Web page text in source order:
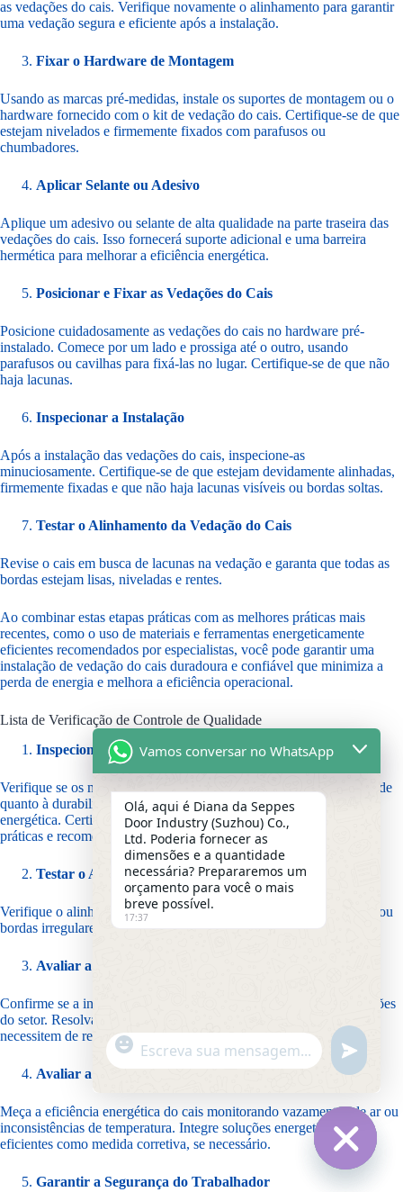
as vedações do cais. Verifique novamente o alinhamento para garantir
uma vedação segura e eficiente após a instalação.
Fixar o Hardware de Montagem
Usando as marcas pré-medidas, instale os suportes de montagem ou o
hardware fornecido com o kit de vedação do cais. Certifique-se de que
estejam nivelados e firmemente fixados com parafusos ou
chumbadores.
Aplicar Selante ou Adesivo
Aplique um adesivo ou selante de alta qualidade na parte traseira das
vedações do cais. Isso fornecerá suporte adicional e uma barreira
hermética para melhorar a eficiência energética.
Posicionar e Fixar as Vedações do Cais
Posicione cuidadosamente as vedações do cais no hardware pré-
instalado. Comece por um lado e prossiga até o outro, usando
parafusos ou cavilhas para fixá-las no lugar. Certifique-se de que não
haja lacunas.
Inspecionar a Instalação
Após a instalação das vedações do cais, inspecione-as
minuciosamente. Certifique-se de que estejam devidamente alinhadas,
firmemente fixadas e que não haja lacunas visíveis ou bordas soltas.
Testar o Alinhamento da Vedação do Cais
Revise o cais em busca de lacunas na vedação e garanta que todas as
bordas estejam lisas, niveladas e rentes.
Ao combinar estas etapas práticas com as melhores práticas mais
recentes, como o uso de materiais e ferramentas energeticamente
eficientes recomendados por especialistas, você pode garantir uma
instalação de vedação do cais duradoura e confiável que minimiza a
perda de energia e melhora a eficiência operacional.
Lista de Verificação de Controle de Qualidade
Inspecionar os Materiais da Vedação
Verifique se os materiais utilizados atendem aos padrões de qualidade
quanto à durabilidade, resistência às intempéries e eficiência
energética. Certifique-se de que estejam alinhados com as melhores
práticas e recomendações do setor.
Testar o Alinhamento do Cais
Verifique o alinhamento do cais para garantir que não haja lacunas ou
bordas irregulares que possam comprometer a eficácia da vedação.
Avaliar a Qualidade da Instalação
Confirme se a instalação segue as diretrizes do fabricante e os padrões
do setor. Resolva quaisquer potenciais fraquezas ou áreas que
necessitem de reforço.
Avaliar a Eficiência Energética
Meça a eficiência energética do cais monitorando vazamentos de ar ou
inconsistências de temperatura. Integre soluções energeticamente
eficientes como medida corretiva, se necessário.
Garantir a Segurança do Trabalhador
Vamos conversar no WhatsApp
Olá, aqui é Diana da Seppes
Door Industry (Suzhou) Co.,
Ltd. Poderia fornecer as
dimensões e a quantidade
necessária? Prepararemos um
orçamento para você o mais
breve possível.
17:37
"
+
a
t
_
Mensagem do WhatsApp
i
n
e
f
i